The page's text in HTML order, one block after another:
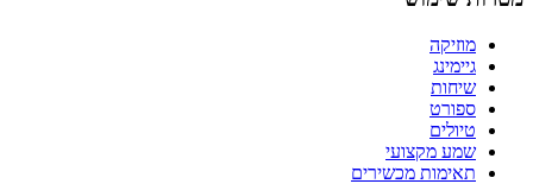
מוזיקה
גיימינג
שיחות
ספורט
טיולים
שמע מקצועי
תאימות מכשירים